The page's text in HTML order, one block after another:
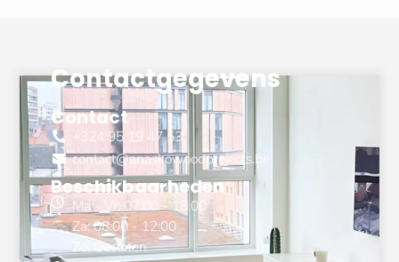
Contactgegevens
Contact
+324 95 19 47 53
contact@anaskowoodprojects.be
Beschikbaarheden
Ma - Vr: 07:00 - 18:00
Za: 08:00 - 12:00
Zo: Gesloten